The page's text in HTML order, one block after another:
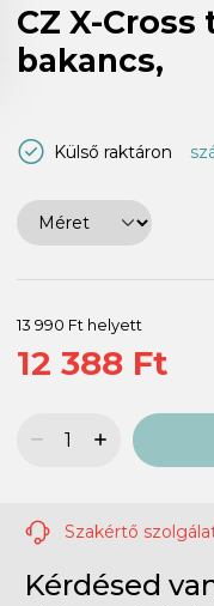
CZ X-
bakancs,
Külső raktáron
13 990 Ft helyett
12 388 Ft
Szakértő
Kérdésed